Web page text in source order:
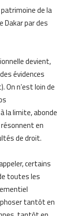
de la
Dakar par des
devient,
évidences
On n’est loin de
la limite, abonde
en
de droit.
certains
toutes les
tantôt en